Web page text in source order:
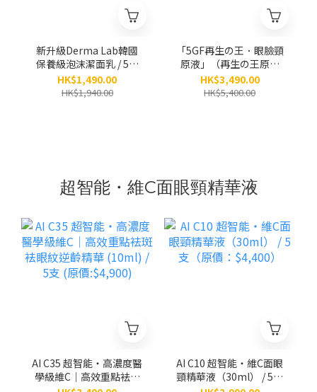
新升級Derma Lab韓國
保養級泡沫潔面乳 / 5支
（原價：$1,940）
HK$1,490.00
HK$1,940.00
「5GF再生の王．眼臉頸
原液」（再生の王原液
3.0）（30ml） / 5支（原
價：$5,400）
HK$3,490.00
HK$5,400.00
超智能・維C面眼頸精華液
AI C35 超智能‧高濃度醫
學級維C｜高效重點袪斑
AI C10 超智能‧維C面眼
頸精華液（30ml） / 5支